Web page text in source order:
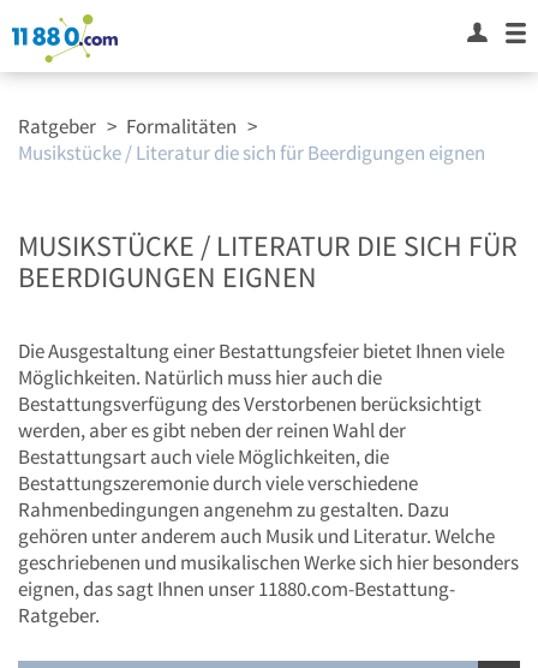
Ratgeber > Formalitäten >
Musikstücke / Literatur die sich für Beerdigungen eignen
MUSIKSTÜCKE / LITERATUR DIE SICH FÜR
BEERDIGUNGEN EIGNEN
Die Ausgestaltung einer Bestattungsfeier bietet Ihnen viele
Möglichkeiten. Natürlich muss hier auch die
Bestattungsverfügung des Verstorbenen berücksichtigt
werden, aber es gibt neben der reinen Wahl der
Bestattungsart auch viele Möglichkeiten, die
Bestattungszeremonie durch viele verschiedene
Rahmenbedingungen angenehm zu gestalten. Dazu
gehören unter anderem auch Musik und Literatur. Welche
geschriebenen und musikalischen Werke sich hier besonders
eignen, das sagt Ihnen unser 11880.com-Bestattung-
Ratgeber.